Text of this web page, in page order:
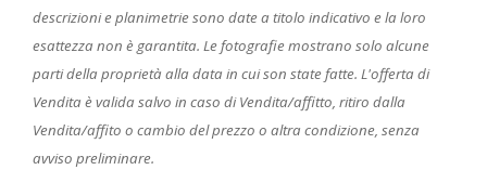
descrizioni e planimetrie sono date a titolo indicativo e la loro
esattezza non è garantita. Le fotografie mostrano solo alcune
parti della proprietà alla data in cui son state fatte. L'offerta di
Vendita è valida salvo in caso di Vendita/affitto, ritiro dalla
Vendita/affito o cambio del prezzo o altra condizione, senza
avviso preliminare.